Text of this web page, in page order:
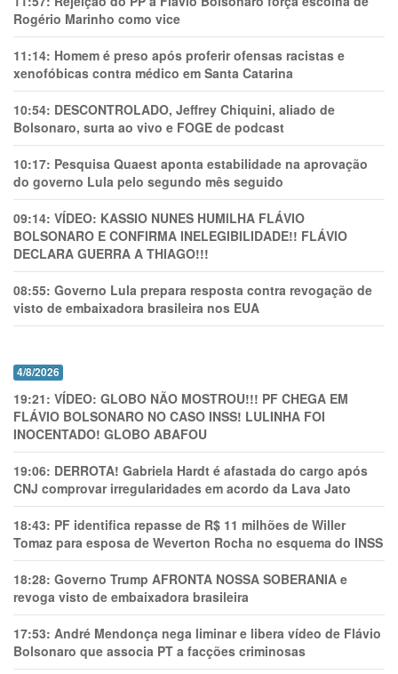
Rogério Marinho como vice
11:14: Homem é preso após proferir ofensas racistas e
xenofóbicas contra médico em Santa Catarina
10:54: DESCONTROLADO, Jeffrey Chiquini, aliado de
Bolsonaro, surta ao vivo e FOGE de podcast
10:17: Pesquisa Quaest aponta estabilidade na aprovação
do governo Lula pelo segundo mês seguido
09:14: VÍDEO: KASSIO NUNES HUMlLHA FLÁVIO
BOLSONARO E CONFIRMA INELEGIBILIDADE!! FLÁVIO
DECLARA GUERRA A THIAGO!!!
08:55: Governo Lula prepara resposta contra revogação de
visto de embaixadora brasileira nos EUA
4/8/2026
19:21: VÍDEO: GLOBO NÃO MOSTROU!!! PF CHEGA EM
FLÁVIO BOLSONARO NO CASO INSS! LULINHA FOI
INOCENTADO! GLOBO ABAFOU
19:06: DERROTA! Gabriela Hardt é afastada do cargo após
CNJ comprovar irregularidades em acordo da Lava Jato
18:43: PF identifica repasse de R$ 11 milhões de Willer
Tomaz para esposa de Weverton Rocha no esquema do INSS
18:28: Governo Trump AFRONTA NOSSA SOBERANIA e
revoga visto de embaixadora brasileira
17:53: André Mendonça nega liminar e libera vídeo de Flávio
Bolsonaro que associa PT a facções criminosas